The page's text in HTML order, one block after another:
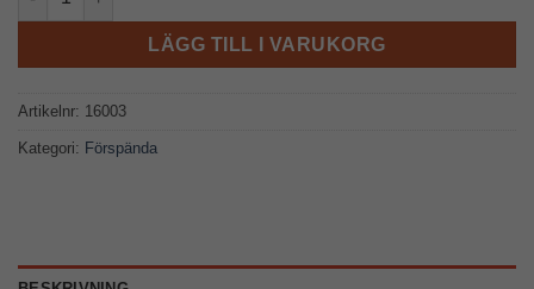
LÄGG TILL I VARUKORG
Artikelnr: 16003
Kategori: Förspända